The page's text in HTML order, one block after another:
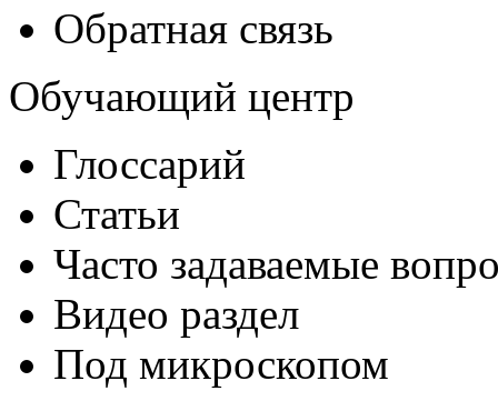
Обратная связь
Обучающий центр
Глоссарий
Статьи
Часто задаваемые
Видео раздел
Под микроскопом